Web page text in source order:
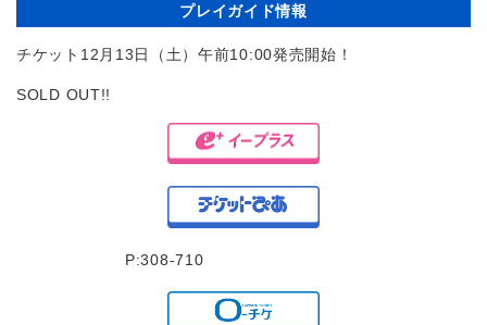
プレイガイド情報
チケット12月13日（土）午前10:00発売開始！
SOLD OUT!!
P:308-710